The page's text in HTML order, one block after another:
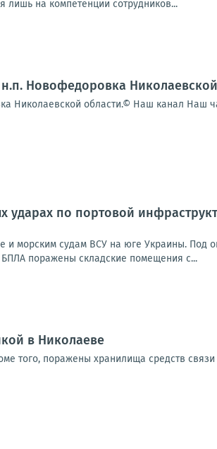
лишь на компетенции сотрудников...
Новофедоровка
Николаевской области.© Наш канал Наш
по портовой
и морским судам ВСУ на юге Украины. Под
поражены складские помещения с...
в Николаеве
того, поражены хранилища средств связи